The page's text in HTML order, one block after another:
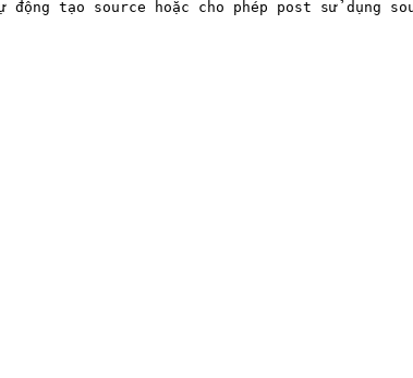
tạo source hoặc cho phép post sử dụng